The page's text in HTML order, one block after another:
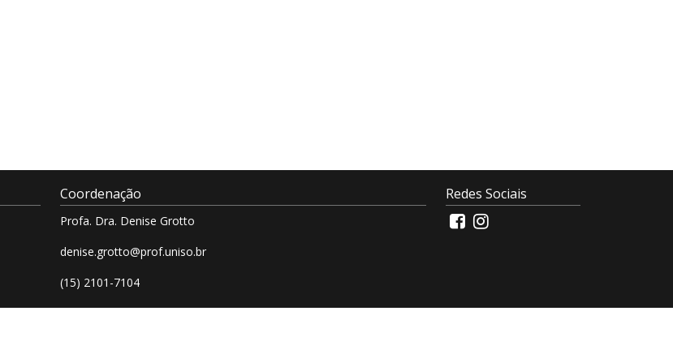
Coordenação
Profa. Dra. Denise Grotto
denise.grotto@prof.uniso.br
(15) 2101-7104
(15) 2101-7008
Redes Sociais